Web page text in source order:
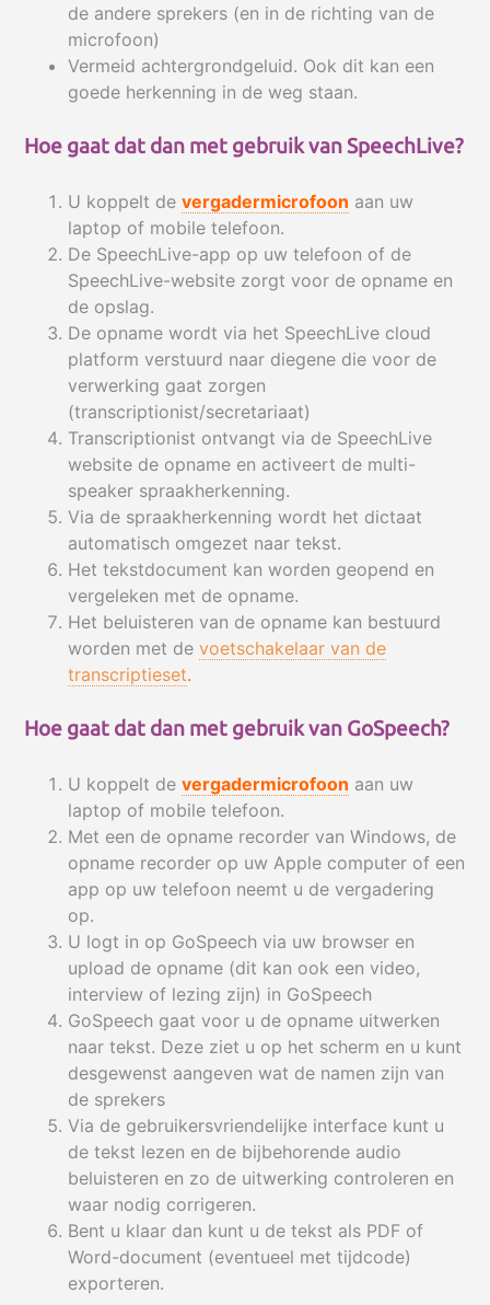
de andere sprekers (en in de richting van de
microfoon)
Vermeid achtergrondgeluid. Ook dit kan een
goede herkenning in de weg staan.
Hoe gaat dat dan met gebruik van SpeechLive?
U koppelt devergadermicrofoon aan uw
laptop of mobile telefoon.
De SpeechLive-app op uw telefoon of de
SpeechLive-website zorgt voor de opname en
de opslag.
De opname wordt via het SpeechLive cloud
platform verstuurd naar diegene die voor de
verwerking gaat zorgen
(transcriptionist/secretariaat)
Transcriptionist ontvangt via de SpeechLive
website de opname en activeert de multi-
speaker spraakherkenning.
Via de spraakherkenning wordt het dictaat
automatisch omgezet naar tekst.
Het tekstdocument kan worden geopend en
vergeleken met de opname.
Het beluisteren van de opname kan bestuurd
worden met devoetschakelaar van de
transcriptieset.
Hoe gaat dat dan met gebruik van GoSpeech?
U koppelt devergadermicrofoon aan uw
laptop of mobile telefoon.
Met een de opname recorder van Windows, de
opname recorder op uw Apple computer of een
app op uw telefoon neemt u de vergadering
op.
U logt in op GoSpeech via uw browser en
upload de opname (dit kan ook een video,
interview of lezing zijn) in GoSpeech
GoSpeech gaat voor u de opname uitwerken
naar tekst. Deze ziet u op het scherm en u kunt
desgewenst aangeven wat de namen zijn van
de sprekers
Via de gebruikersvriendelijke interface kunt u
de tekst lezen en de bijbehorende audio
beluisteren en zo de uitwerking controleren en
waar nodig corrigeren.
Bent u klaar dan kunt u de tekst als PDF of
Word-document (eventueel met tijdcode)
exporteren.